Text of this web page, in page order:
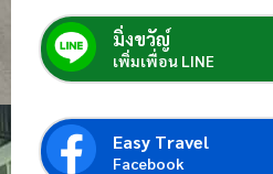
มิ่งขวัญ์
เพิ่มเพื่อน LINE
Easy Travel
Facebook